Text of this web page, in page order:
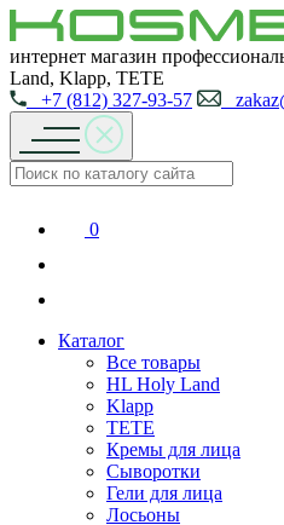
интернет магазин
Land, Klapp, TETE
+7 (812) 327-93-57
0
Каталог
Все товары
HL Holy Land
Klapp
TETE
Кремы для лица
Сыворотки
Гели для лица
Лосьоны